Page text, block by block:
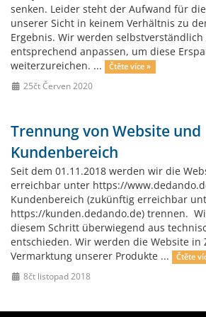
senken. Leider steht der Aufwand für
unserer Sicht in keinem Verhältnis zu
Ergebnis. Wir werden
entsprechend anpassen, um diese
weiterzureichen. ...
Čtěte více »
25čt Červen 2020
Trennung von Website und
Kundenbereich
Seit dem 01.11.2018 werden wir die
erreichbar unter https://
Kundenbereich (zukünftig erreichbar
https://kunden.dedando.de) trennen.
diesem Schritt überwiegend aus
entschieden. Wir werden die Website
Vermarktung unserer Produkte ...
Čtěte
8čt listopad 2018